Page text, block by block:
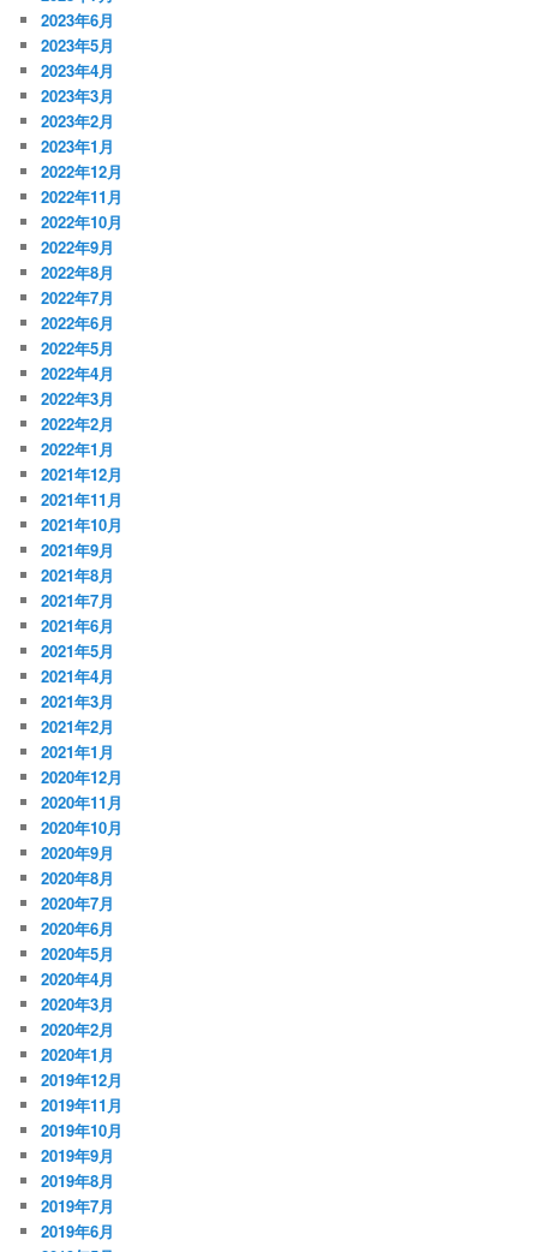
2023年6月
2023年5月
2023年4月
2023年3月
2023年2月
2023年1月
2022年12月
2022年11月
2022年10月
2022年9月
2022年8月
2022年7月
2022年6月
2022年5月
2022年4月
2022年3月
2022年2月
2022年1月
2021年12月
2021年11月
2021年10月
2021年9月
2021年8月
2021年7月
2021年6月
2021年5月
2021年4月
2021年3月
2021年2月
2021年1月
2020年12月
2020年11月
2020年10月
2020年9月
2020年8月
2020年7月
2020年6月
2020年5月
2020年4月
2020年3月
2020年2月
2020年1月
2019年12月
2019年11月
2019年10月
2019年9月
2019年8月
2019年7月
2019年6月